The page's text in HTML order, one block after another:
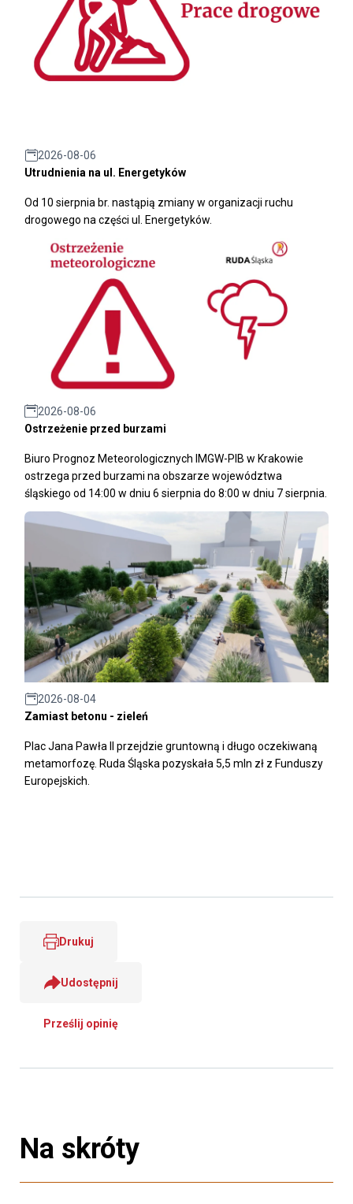
2026-08-06
Utrudnienia na ul. Energetyków
Od 10 sierpnia br. nastąpią zmiany w organizacji ruchu
drogowego na części ul. Energetyków.
2026-08-06
Ostrzeżenie przed burzami
Biuro Prognoz Meteorologicznych IMGW-PIB w Krakowie
ostrzega przed burzami na obszarze województwa
śląskiego od 14:00 w dniu 6 sierpnia do 8:00 w dniu 7 sierpnia.
2026-08-04
Zamiast betonu - zieleń
Plac Jana Pawła II przejdzie gruntowną i długo oczekiwaną
metamorfozę. Ruda Śląska pozyskała 5,5 mln zł z Funduszy
Europejskich.
Drukuj
Udostępnij
Prześlij opinię
Na skróty